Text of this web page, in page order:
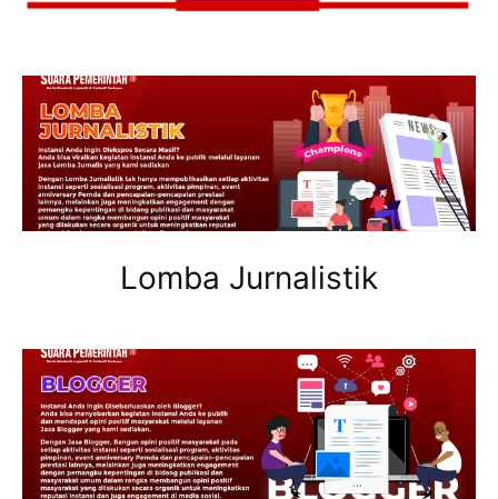
Lomba Jurnalistik